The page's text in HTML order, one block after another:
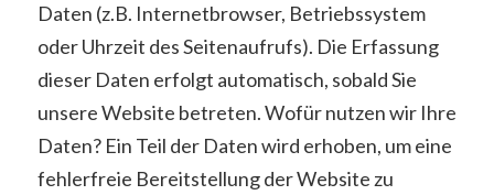
Daten (z.B. Internetbrowser, Betriebssystem
oder Uhrzeit des Seitenaufrufs). Die Erfassung
dieser Daten erfolgt automatisch, sobald Sie
unsere Website betreten. Wofür nutzen wir Ihre
Daten? Ein Teil der Daten wird erhoben, um eine
fehlerfreie Bereitstellung der Website zu